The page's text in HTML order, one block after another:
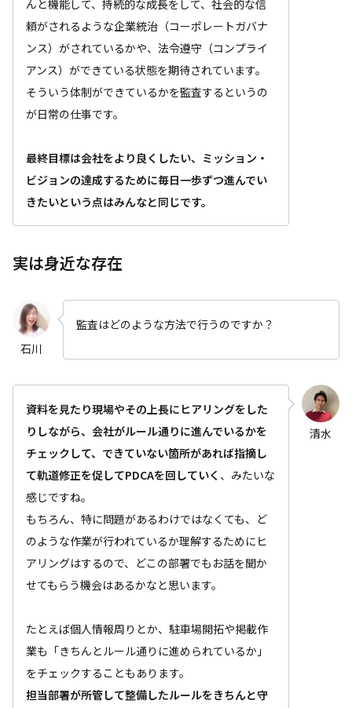
んと機能して、持続的な成長をして、社会的な信
頼がされるような企業統治（コーポレートガバナ
ンス）がされているかや、法令遵守（コンプライ
アンス）ができている状態を期待されています。
そういう体制ができているかを監査するというの
が日常の仕事です。
最終目標は会社をより良くしたい、ミッション・
ビジョンの達成するために毎日一歩ずつ進んでい
きたいという点はみんなと同じです。
実は身近な存在
石川
監査はどのような方法で行うのですか？
資料を見たり現場やその上長にヒアリングをした
りしながら、会社がルール通りに進んでいるかを
チェックして、できていない箇所があれば指摘し
て軌道修正を促してPDCAを回していく 、みたいな
感じですね。
もちろん、特に問題があるわけではなくても、ど
のような作業が行われているか理解するためにヒ
アリングはするので、どこの部署でもお話を聞か
せてもらう機会はあるかなと思います。
たとえば個人情報周りとか、駐車場開拓や掲載作
業も「きちんとルール通りに進められているか」
をチェックすることもあります。
担当部署が所管して整備したルールをきちんと守
清水